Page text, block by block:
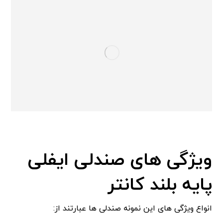
ویژگی های صندلی ایفلی
پایه بلند کانتر
انواع ویژگی های این نمونه صندلی ها عبارتند از: